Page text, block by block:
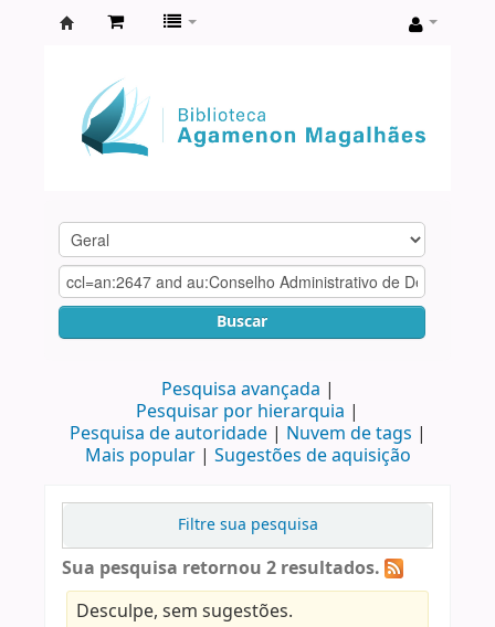
Agamenon
Magalhães
Buscar
Pesquisa avançada
Pesquisar por hierarquia
Pesquisa de autoridade
Nuvem de tags
Mais popular
Sugestões de aquisição
Filtre sua pesquisa
Sua pesquisa retornou 2 resultados.
Desculpe, sem sugestões.